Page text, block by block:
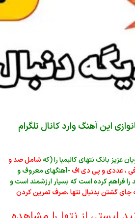
این آهنگ وارد کانال تلگرام
عزیز بانک نتهای کالیمبا را (که شامل صد و
، عددی و پی دی اف -آهنگهای معروف و
فراهم کرده است که بسیار ارزشمند است و
گشتن بدنبال نتها ،صرف تمرین کردن